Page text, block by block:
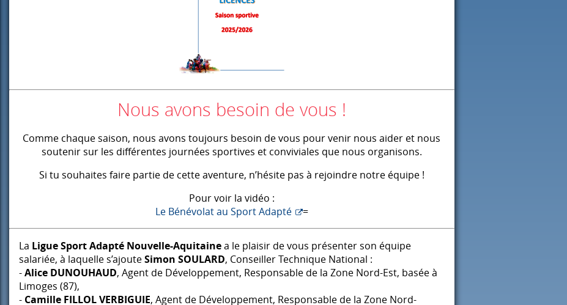
Nous avons besoin de vous !
Comme chaque saison, nous avons toujours besoin de vous pour venir nous aider et nous
soutenir sur les différentes journées sportives et conviviales que nous organisons.
Si tu souhaites faire partie de cette aventure, n’hésite pas à rejoindre notre équipe !
Pour voir la vidéo :
Le Bénévolat au Sport Adapté
=
La Ligue Sport Adapté Nouvelle-Aquitainea le plaisir de vous présenter son équipe
salariée, à laquelle s’ajouteSimon SOULARD, Conseiller Technique National :
-Alice DUNOUHAUD, Agent de Développement, Responsable de la Zone Nord-Est, basée à
Limoges (87),
- Camille FILLOLVERBIGUIE, Agent de Développement, Responsable de la Zone Nord-